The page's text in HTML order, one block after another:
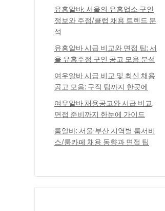
유흥알바: 서울의 유흥업소 구인
정보와 주점/클럽 채용 트렌드 분
석
유흥알바 시급 비교와 면접 팁: 서
울 유흥주점 구인 공고 모음 분석
여우알바 시급 비교 및 최신 채용
공고 모음: 구직 팁까지 한곳에
여우알바 채용공고와 시급 비교,
면접 준비까지 한눈에 가이드
룸알바: 서울·부산 지역별 룸서비
스/룸카페 채용 동향과 면접 팁